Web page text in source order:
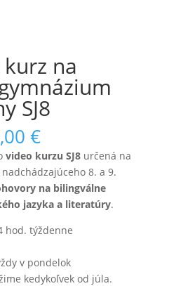
na
SJ8
€.
€Aktuálna
cena
je:
149,00 €.
video kurzu SJ8určená na
8. a 9.
na bilingválne
jazyka a literatúry.
hod. týždenne
v pondelok
kedykoľvek od júla.